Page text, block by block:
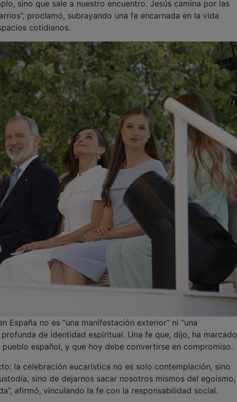
sino que sale a nuestro encuentro. Jesús camina por las
proclamó, subrayando una fe encarnada en la vida
cotidianos.
España no es “una manifestación exterior” ni “una
de identidad espiritual. Una fe que, dijo, ha marcado
español, y que hoy debe convertirse en compromiso.
la celebración eucarística no es solo contemplación, sino
sino de dejarnos sacar nosotros mismos del egoísmo,
afirmó, vinculando la fe con la responsabilidad social.